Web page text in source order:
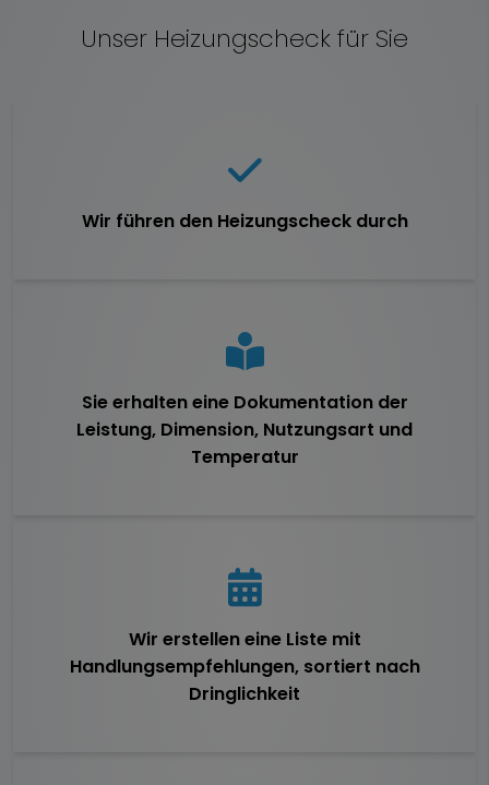
Unser Heizungscheck für Sie
Wir führen den Heizungscheck durch
Sie erhalten eine Dokumentation der
Leistung, Dimension, Nutzungsart und
Temperatur
Wir erstellen eine Liste mit
Handlungsempfehlungen, sortiert nach
Dringlichkeit